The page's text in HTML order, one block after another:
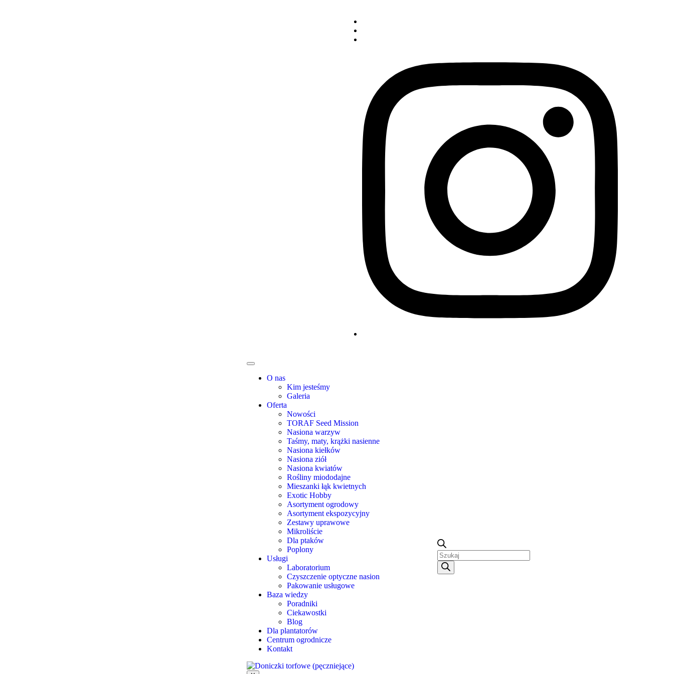
O nas
Kim jesteśmy
Galeria
Oferta
Nowości
TORAF Seed Mission
Nasiona warzyw
Taśmy, maty, krążki nasienne
Nasiona kiełków
Nasiona ziół
Nasiona kwiatów
Rośliny miododajne
Mieszanki łąk kwietnych
Exotic Hobby
Asortyment ogrodowy
Asortyment ekspozycyjny
Zestawy uprawowe
Mikroliście
Dla ptaków
Poplony
Usługi
Laboratorium
Czyszczenie optyczne nasion
Pakowanie usługowe
Baza wiedzy
Poradniki
Ciekawostki
Blog
Dla plantatorów
Centrum ogrodnicze
Kontakt